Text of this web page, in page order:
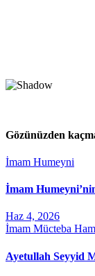
Gözünüzden
İmam Humeyni
İmam
Haz 4, 2026
İmam Mücteba
Ayetullah Seyyid